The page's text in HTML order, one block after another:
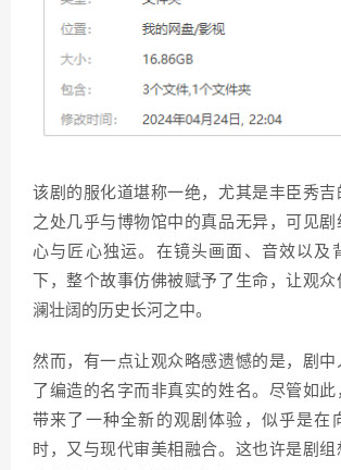
该剧的服化道堪称一绝，尤其是丰臣秀吉
之处几乎与博物馆中的真品无异，可见剧
心与匠心独运。在镜头画面、音效以及
下，整个故事仿佛被赋予了生命，让观
澜壮阔的历史长河之中。
然而，有一点让观众略感遗憾的是，剧中
了编造的名字而非真实的姓名。尽管如
带来了一种全新的观剧体验，似乎是在
时，又与现代审美相融合。这也许是剧